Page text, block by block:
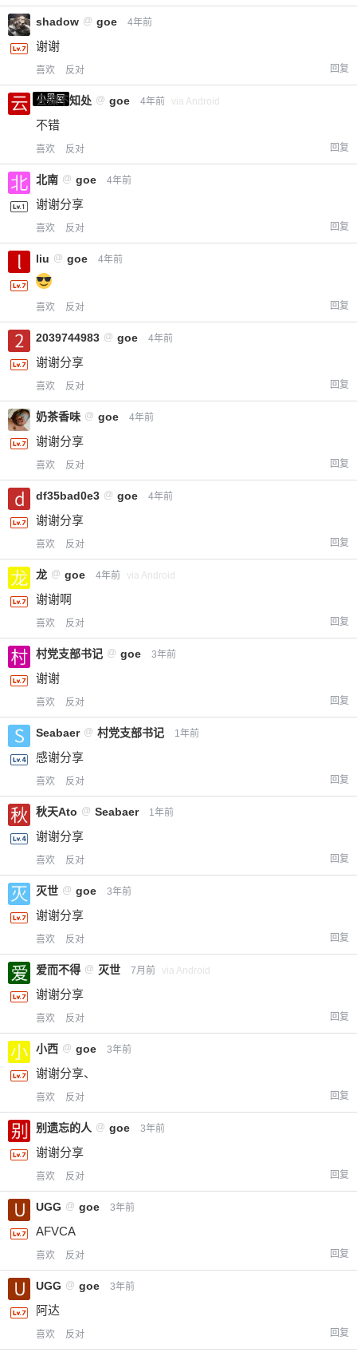
shadow @ goe 4年前
谢谢
喜欢 反对 回复
小黑屋
云深不知处 @ goe 4年前 via Android
不错
喜欢 反对 回复
北南 @ goe 4年前
谢谢分享
喜欢 反对 回复
liu @ goe 4年前
喜欢 反对 回复
2039744983 @ goe 4年前
谢谢分享
喜欢 反对 回复
奶茶香味 @ goe 4年前
谢谢分享
喜欢 反对 回复
df35bad0e3 @ goe 4年前
谢谢分享
喜欢 反对 回复
龙 @ goe 4年前 via Android
谢谢啊
喜欢 反对 回复
村党支部书记 @ goe 3年前
谢谢
喜欢 反对 回复
Seabaer @ 村党支部书记 1年前
感谢分享
喜欢 反对 回复
秋天Ato @ Seabaer 1年前
谢谢分享
喜欢 反对 回复
灭世 @ goe 3年前
谢谢分享
喜欢 反对 回复
爱而不得 @ 灭世 7月前 via Android
谢谢分享
喜欢 反对 回复
小西 @ goe 3年前
谢谢分享、
喜欢 反对 回复
别遗忘的人 @ goe 3年前
谢谢分享
喜欢 反对 回复
UGG @ goe 3年前
AFVCA
喜欢 反对 回复
UGG @ goe 3年前
阿达
喜欢 反对 回复